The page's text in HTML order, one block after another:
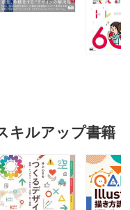
キルアップ書籍